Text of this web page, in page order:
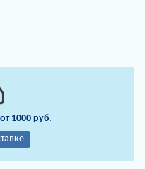
1000 руб.